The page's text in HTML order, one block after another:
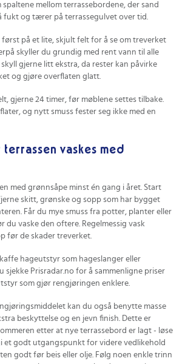
spaltene mellom terrassebordene, der sand
fukt og tærer på terrassegulvet over tid.
først på et lite, skjult felt for å se om treverket
skyller du grundig med rent vann til alle
gjerne litt ekstra, da rester kan påvirke
og gjøre overflaten glatt.
gjerne 24 timer, før møblene settes tilbake.
og nytt smuss fester seg ikke med en
vaskes med
med grønnsåpe minst én gang i året. Start
skitt, grønske og sopp som har bygget
Får du mye smuss fra potter, planter eller
du vaske den oftere. Regelmessig vask
før de skader treverket.
hageutstyr som hageslanger eller
sjekke Prisradar.no for å sammenligne priser
som gjør rengjøringen enklere.
kan du også benytte masse
beskyttelse og en jevn finish. Dette er
etter at nye terrassebord er lagt - løse
et godt utgangspunkt for videre vedlikehold
godt før beis eller olje. Følg noen enkle trinn